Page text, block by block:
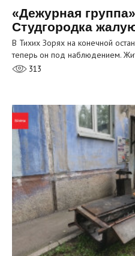
«Дежурная
Студгородка
В Тихих Зорях на конечной
теперь он под наблюдением.
313